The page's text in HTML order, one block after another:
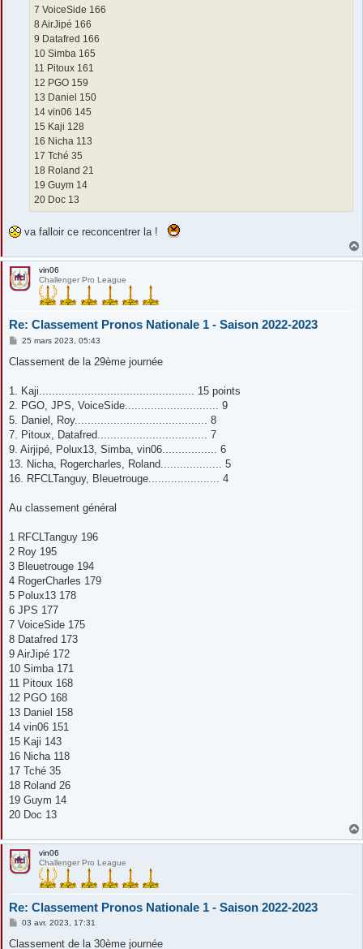
7 VoiceSide 166
8 AirJipé 166
9 Datafred 166
10 Simba 165
11 Pitoux 161
12 PGO 159
13 Daniel 150
14 vin06 145
15 Kaji 128
16 Nicha 113
17 Tché 35
18 Roland 21
19 Guym 14
20 Doc 13
va falloir ce reconcentrer la !
vin06
Challenger Pro League
Re: Classement Pronos Nationale 1 - Saison 2022-2023
M
s
g
25 mars 2023, 05:43
Classement de la 29ème journée
1. Kaji................................................ 15 points
2. PGO, JPS, VoiceSide............................. 9
5. Daniel, Roy......................................... 8
7. Pitoux, Datafred.................................. 7
9. Airjipé, Polux13, Simba, vin06................. 6
13. Nicha, Rogercharles, Roland................... 5
16. RFCLTanguy, Bleuetrouge...................... 4
Au classement général
1 RFCLTanguy 196
2 Roy 195
3 Bleuetrouge 194
4 RogerCharles 179
5 Polux13 178
6 JPS 177
7 VoiceSide 175
8 Datafred 173
9 AirJipé 172
10 Simba 171
11 Pitoux 168
12 PGO 168
13 Daniel 158
14 vin06 151
15 Kaji 143
16 Nicha 118
17 Tché 35
18 Roland 26
19 Guym 14
20 Doc 13
vin06
Challenger Pro League
Re: Classement Pronos Nationale 1 - Saison 2022-2023
M
s
03 avr. 2023, 17:31
Classement de la 30ème journée